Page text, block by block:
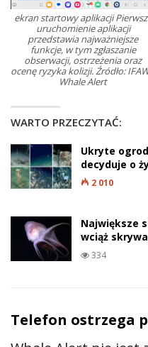
ekran startowy aplikacji
uruchomienie aplikacji
przedstawia najważniejsze
funkcje, w tym zgłaszanie
obserwacji, ostrzeżenia oraz
ocenę ryzyka kolizji. Źródło:
Whale Alert
WARTO PRZECZYTAĆ:
Ukryte
decyduje o
2 010
Największe
wciąż
334
Telefon ostrzega